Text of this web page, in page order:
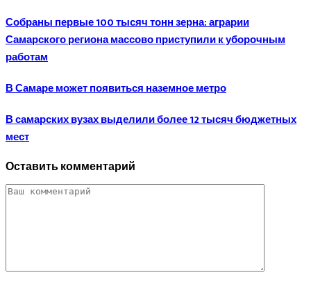
Собраны первые 100 тысяч тонн зерна: аграрии
Самарского региона массово приступили к уборочным
работам
В Самаре может появиться наземное метро
В самарских вузах выделили более 12 тысяч бюджетных
мест
Оставить комментарий